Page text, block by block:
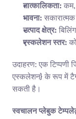
तात्कालिकता: कम,
भावना:
उत्पाद क्षेत्र:
एस्कलेशन स्तर:
उदाहरण: एक टिप्पणी
एस्कलेशन} के रूप में
सकती है।
स्वचालन प्लेबुक